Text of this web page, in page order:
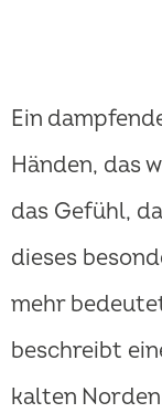
Ein
Händen, das
das Gefühl,
dieses
mehr
beschreibt
kalten